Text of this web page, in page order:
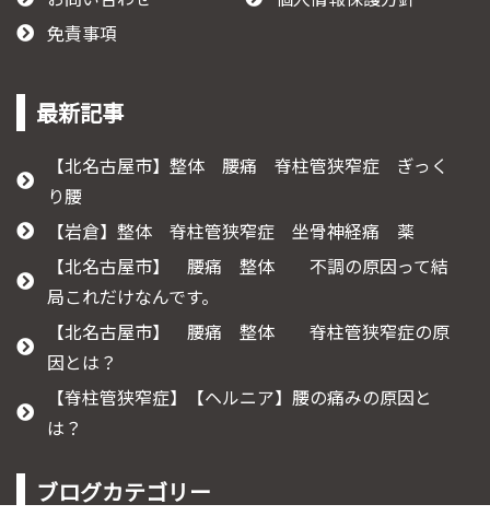
免責事項
最新記事
【北名古屋市】整体 腰痛 脊柱管狭窄症 ぎっく
り腰
【岩倉】整体 脊柱管狭窄症 坐骨神経痛 薬
【北名古屋市】 腰痛 整体 不調の原因って結
局これだけなんです。
【北名古屋市】 腰痛 整体 脊柱管狭窄症の原
因とは？
【脊柱管狭窄症】【ヘルニア】腰の痛みの原因と
は？
ブログカテゴリー